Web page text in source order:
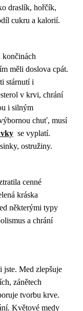
draslík, hořčík,
cukru a kalorií.
končinách
měli doslova cpát.
stárnutí i
v krvi, chrání
i silným
chuť, musí
se vyplatí.
ostružiny.
cenné
kráska
některými typy
a chrání
jste. Med zlepšuje
zánětech
tvorbu krve.
Květové medy